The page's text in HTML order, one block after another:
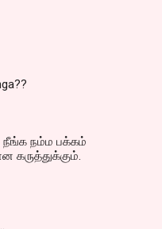
நீங்க நம்ம பக்கம்
கருத்துக்கும்.